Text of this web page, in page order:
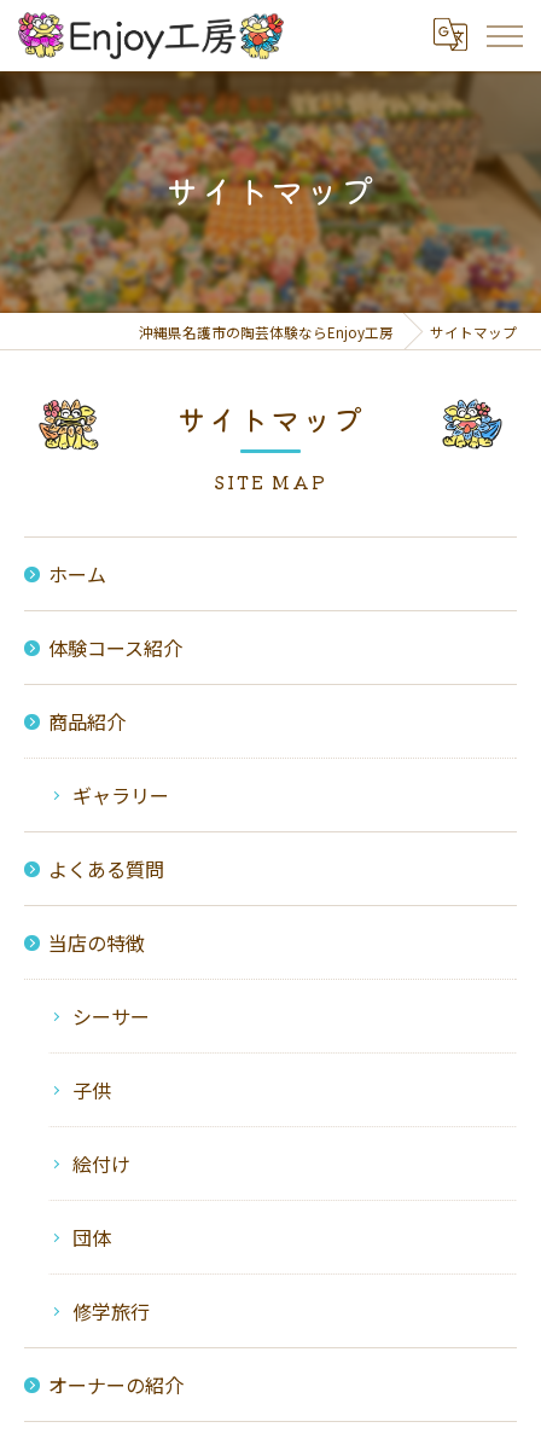
サイトマップ
沖縄県名護市の陶芸体験ならEnjoy工房 サイトマップ
SITE MAP
サイトマップ
ホーム
体験コース紹介
商品紹介
ギャラリー
よくある質問
当店の特徴
シーサー
子供
絵付け
団体
修学旅行
オーナーの紹介